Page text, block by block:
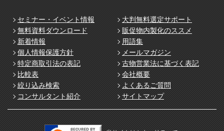
セミナー・イベント情報
大判無料選定サポート
無料資料ダウンロード
販促物内製化のススメ
新着情報
用語集
個人情報保護方針
メールマガジン
特定商取引法の表記
古物営業法に基づく表記
比較表
会社概要
絞り込み検索
よくあるご質問
コンサルタント紹介
サイトマップ